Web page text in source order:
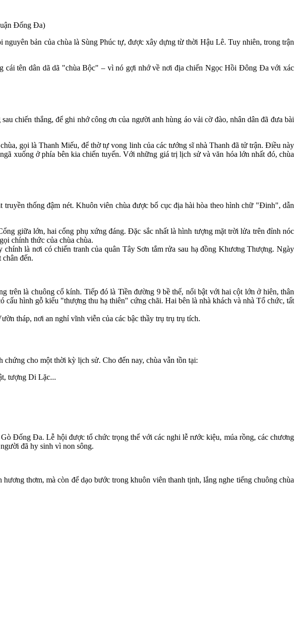
Đống Đa)
bản của chùa là Sùng Phúc tự, được xây dựng từ thời Hậu Lê. Tuy nhiên, trong trận
cái tên dân dã dã "chùa Bộc" – vì nó gợi nhớ về nơi địa chiến Ngọc Hồi Đông Đa với xác
chiến thắng, để ghi nhớ công ơn của người anh hùng áo vải cờ đào, nhân dân đã đưa bài
gọi là Thanh Miếu, để thờ tự vong linh của các tướng sĩ nhà Thanh đã tử trận. Điều này
xuống ở phía bên kia chiến tuyến. Với những giá trị lịch sử và văn hóa lớn nhất đó, chùa
thống đậm nét. Khuôn viên chùa được bố cục địa hài hòa theo hình chữ "Đinh", dẫn
giữa lớn, hai cổng phụ xứng đáng. Đặc sắc nhất là hình tượng mặt trời lửa trên đỉnh nóc
chính thức của chùa chùa.
là nơi có chiến tranh của quân Tây Sơn tắm rửa sau hạ đồng Khương Thượng. Ngày
đến.
trên là chuông cổ kính. Tiếp đó là Tiền đường 9 bề thế, nổi bật với hai cột lớn ở hiên, thân
hình gỗ kiểu "thượng thu hạ thiên" cứng chãi. Hai bên là nhà khách và nhà Tổ chức, tất
tháp, nơi an nghỉ vĩnh viễn của các bậc thầy trụ trụ trụ tích.
cho một thời kỳ lịch sử. Cho đến nay, chùa vẫn tồn tại:
tượng Di Lặc...
Đống Đa. Lễ hội được tổ chức trọng thể với các nghi lễ rước kiệu, múa rồng, các chương
đã hy sinh vì non sông.
thơm, mà còn để dạo bước trong khuôn viên thanh tịnh, lắng nghe tiếng chuông chùa